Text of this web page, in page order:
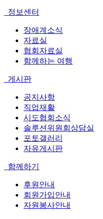
정보센터
장애계소식
자료실
협회자료실
함께하는 여행
게시판
공지사항
직업재활
시도협회소식
솔루션위원회상담실
포토갤러리
자유게시판
함께하기
후원안내
회원가입안내
자원봉사안내